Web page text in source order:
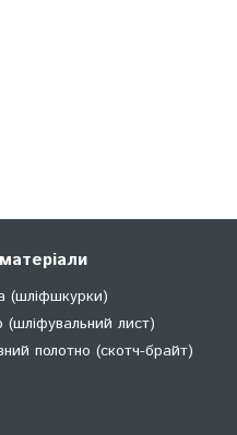
(шліфшкурки)
лист)
полотно (скотч-брайт)